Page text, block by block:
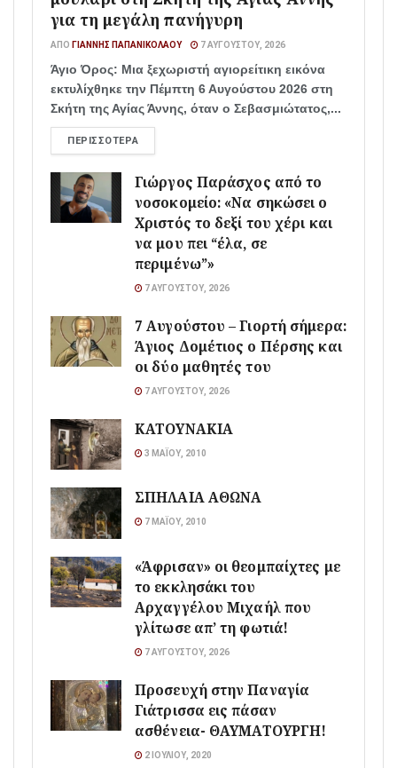
για τη μεγάλη πανήγυρη
ΑΠΌ ΓΙΆΝΝΗΣ ΠΑΠΑΝΙΚΟΛΆΟΥ 7 ΑΥΓΟΎΣΤΟΥ, 2026
Άγιο Όρος: Μια ξεχωριστή αγιορείτικη εικόνα
εκτυλίχθηκε την Πέμπτη 6 Αυγούστου 2026 στη
Σκήτη της Αγίας Άννης, όταν ο Σεβασμιώτατος,...
ΠΕΡΙΣΣΌΤΕΡΑ
Γιώργος Παράσχος από το
νοσοκομείο: «Να σηκώσει ο
Χριστός το δεξί του χέρι και
να μου πει “έλα, σε
περιμένω”»
7 ΑΥΓΟΎΣΤΟΥ, 2026
7 Αυγούστου – Γιορτή σήμερα:
Άγιος Δομέτιος ο Πέρσης και
οι δύο μαθητές του
7 ΑΥΓΟΎΣΤΟΥ, 2026
ΚΑΤΟΥΝΑΚΙΑ
3 ΜΑΪ́ΟΥ, 2010
ΣΠΗΛΑΙΑ ΑΘΩΝΑ
7 ΜΑΪ́ΟΥ, 2010
«Άφρισαν» οι θεομπαίχτες με
το εκκλησάκι του
Αρχαγγέλου Μιχαήλ που
γλίτωσε απ’ τη φωτιά!
7 ΑΥΓΟΎΣΤΟΥ, 2026
Προσευχή στην Παναγία
Γιάτρισσα εις πάσαν
ασθένεια- ΘΑΥΜΑΤΟΥΡΓΗ!
2 ΙΟΥΛΊΟΥ, 2020